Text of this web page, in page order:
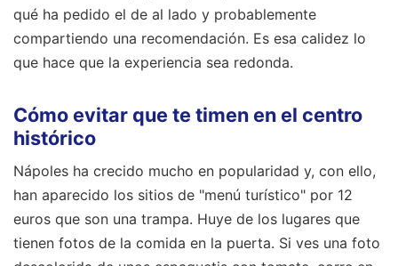
qué ha pedido el de al lado y probablemente
compartiendo una recomendación. Es esa calidez lo
que hace que la experiencia sea redonda.
Cómo evitar que te timen en el centro
histórico
Nápoles ha crecido mucho en popularidad y, con ello,
han aparecido los sitios de "menú turístico" por 12
euros que son una trampa. Huye de los lugares que
tienen fotos de la comida en la puerta. Si ves una foto